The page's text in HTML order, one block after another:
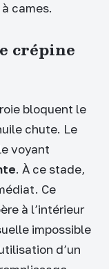
cames.
crépine
bloquent le
chute. Le
voyant
. À ce stade,
Ce
à l’intérieur
impossible
d’un